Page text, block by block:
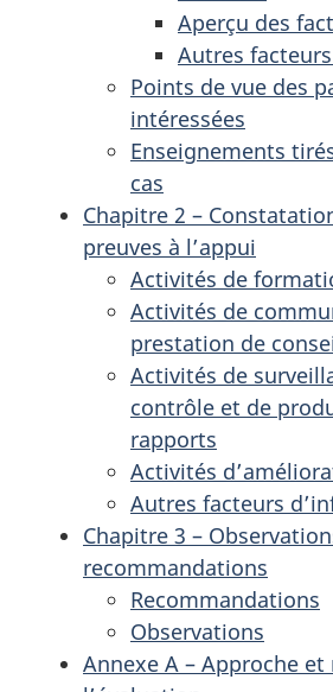
Aperçu des
Autres
Points de vue des
intéressées
Enseignements
cas
Chapitre 2 –
preuves à l’appui
Activités de
Activités de
prestation de
Activités de
contrôle et de
rapports
Activités
Autres facteurs
Chapitre 3 –
recommandations
Recommandations
Observations
Annexe A – Approche